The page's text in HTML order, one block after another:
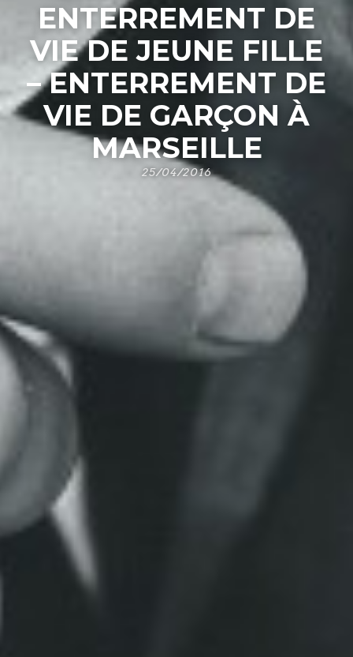
ENTERREMENT DE
VIE DE JEUNE FILLE
– ENTERREMENT DE
VIE DE GARÇON À
MARSEILLE
25/04/2016